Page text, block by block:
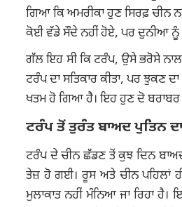
ਗਿਆ ਕਿ ਅਮਰੀਕਾ ਹੁਣ ਸਿਰਫ਼ ਚੀਨ
ਕੋਈ ਵੱਡੇ ਸੌਦੇ ਨਹੀਂ ਹੋਏ, ਪਰ ਦੁਨੀਆ ਨੂੰ
ਗੱਲ ਇਹ ਸੀ ਕਿ ਟਰੰਪ, ਉਸੇ ਭਰੋਸੇ
ਟਰੰਪ ਦਾ ਸਤਿਕਾਰ ਕੀਤਾ, ਪਰ
ਖਤਮ ਹੋ ਗਿਆ ਹੈ। ਇਹ ਹੁਣ ਦੋ ਬਰਾਬਰ
ਟਰੰਪ ਤੋਂ ਤੁਰੰਤ ਬਾਅਦ ਪੁਤਿਨ ਦਾ
ਟਰੰਪ ਦੇ ਚੀਨ ਛੱਡਣ ਤੋਂ ਕੁਝ ਦਿਨ
ਤੇਜ਼ ਹੋ ਗਈ। ਰੂਸ ਅਤੇ ਚੀਨ ਪਹਿਲਾਂ
ਮੁਲਾਕਾਤ ਨਹੀਂ ਮੰਨਿਆ ਜਾ ਰਿਹਾ